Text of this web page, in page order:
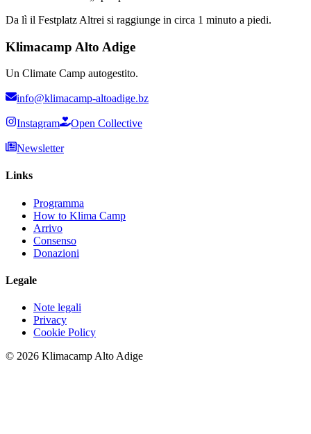
Da lì il Festplatz Altrei si raggiunge in circa 1 minuto a piedi.
Klimacamp Alto Adige
Un Climate Camp autogestito.
info@klimacamp-altoadige.bz
Instagram Open Collective
Newsletter
Links
Programma
How to Klima Camp
Arrivo
Consenso
Donazioni
Legale
Note legali
Privacy
Cookie Policy
© 2026 Klimacamp Alto Adige